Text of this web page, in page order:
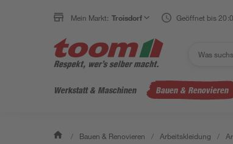
Mein Markt: Troisdorf Geöffnet bis
Werkstatt & Maschinen Bauen & Renovieren
/ Bauen & Renovieren / Arbeitskleidung /